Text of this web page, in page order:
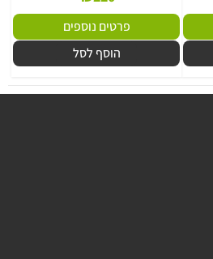
פרטים נוספים
הוסף לסל